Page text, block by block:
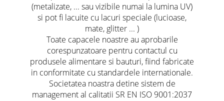
(metalizate, ... sau vizibile numai la lumina UV)
si pot fi lacuite cu lacuri speciale (lucioase,
mate, glitter ... )
Toate capacele noastre au aprobarile
corespunzatoare pentru contactul cu
produsele alimentare si bauturi, fiind fabricate
in conformitate cu standardele internationale.
Societatea noastra detine sistem de
management al calitatii SR EN ISO 9001:2037